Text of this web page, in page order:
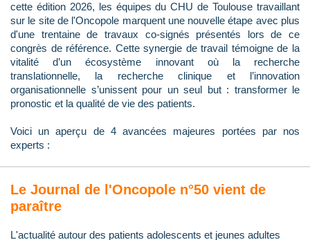
cette édition 2026, les équipes du CHU de Toulouse travaillant
sur le site de l'Oncopole marquent une nouvelle étape avec plus
d'une trentaine de travaux co-signés présentés lors de ce
congrès de référence. Cette synergie de travail témoigne de la
vitalité d’un écosystème innovant où la recherche
translationnelle, la recherche clinique et l’innovation
organisationnelle s’unissent pour un seul but : transformer le
pronostic et la qualité de vie des patients.
Voici un aperçu de 4 avancées majeures portées par nos
experts :
Le Journal de l'Oncopole n°50 vient de
paraître
L'actualité autour des patients adolescents et jeunes adultes